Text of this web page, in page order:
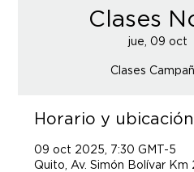
Clases
jue, 09 oct
Clases
Horario y ubicación
09 oct 2025, 7:30 GMT-5
Quito, Av. Simón Bolívar Km